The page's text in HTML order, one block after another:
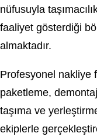
nüfusuyla
faaliyet gösterdiği
almaktadır.
Profesyonel nakliye
paketleme,
taşıma ve
ekiplerle